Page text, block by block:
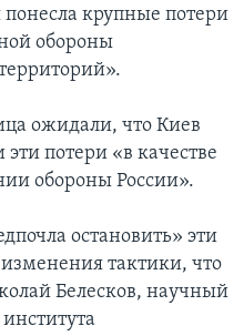
крупные потери
обороны
ожидали, что Киев
эти потери «в качестве
обороны России».
остановить» эти
изменения тактики, что
Белесков, научный